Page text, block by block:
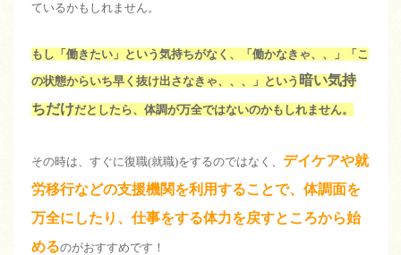
ているかもしれません。
もし「働きたい」という気持ちがなく、「働かなきゃ、、」「こ
の状態からいち早く抜け出さなきゃ、、、」という 暗い気持
ちだけだとしたら、体調が万全ではないのかもしれません。
その時は、すぐに復職(就職)をするのではなく、 デイケアや就
労移行などの支援機関を利用することで、体調面を
万全にしたり、仕事をする体力を戻すところから始
めるのがおすすめです！